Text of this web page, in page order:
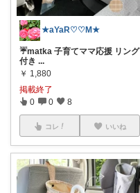
★aYaR♡♡M★
☔matka 子育てママ応援 リング
付き ...
￥ 1,880
掲載終了
0 0 8
コレ いいね